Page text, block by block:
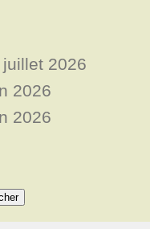
2026
2026
2026